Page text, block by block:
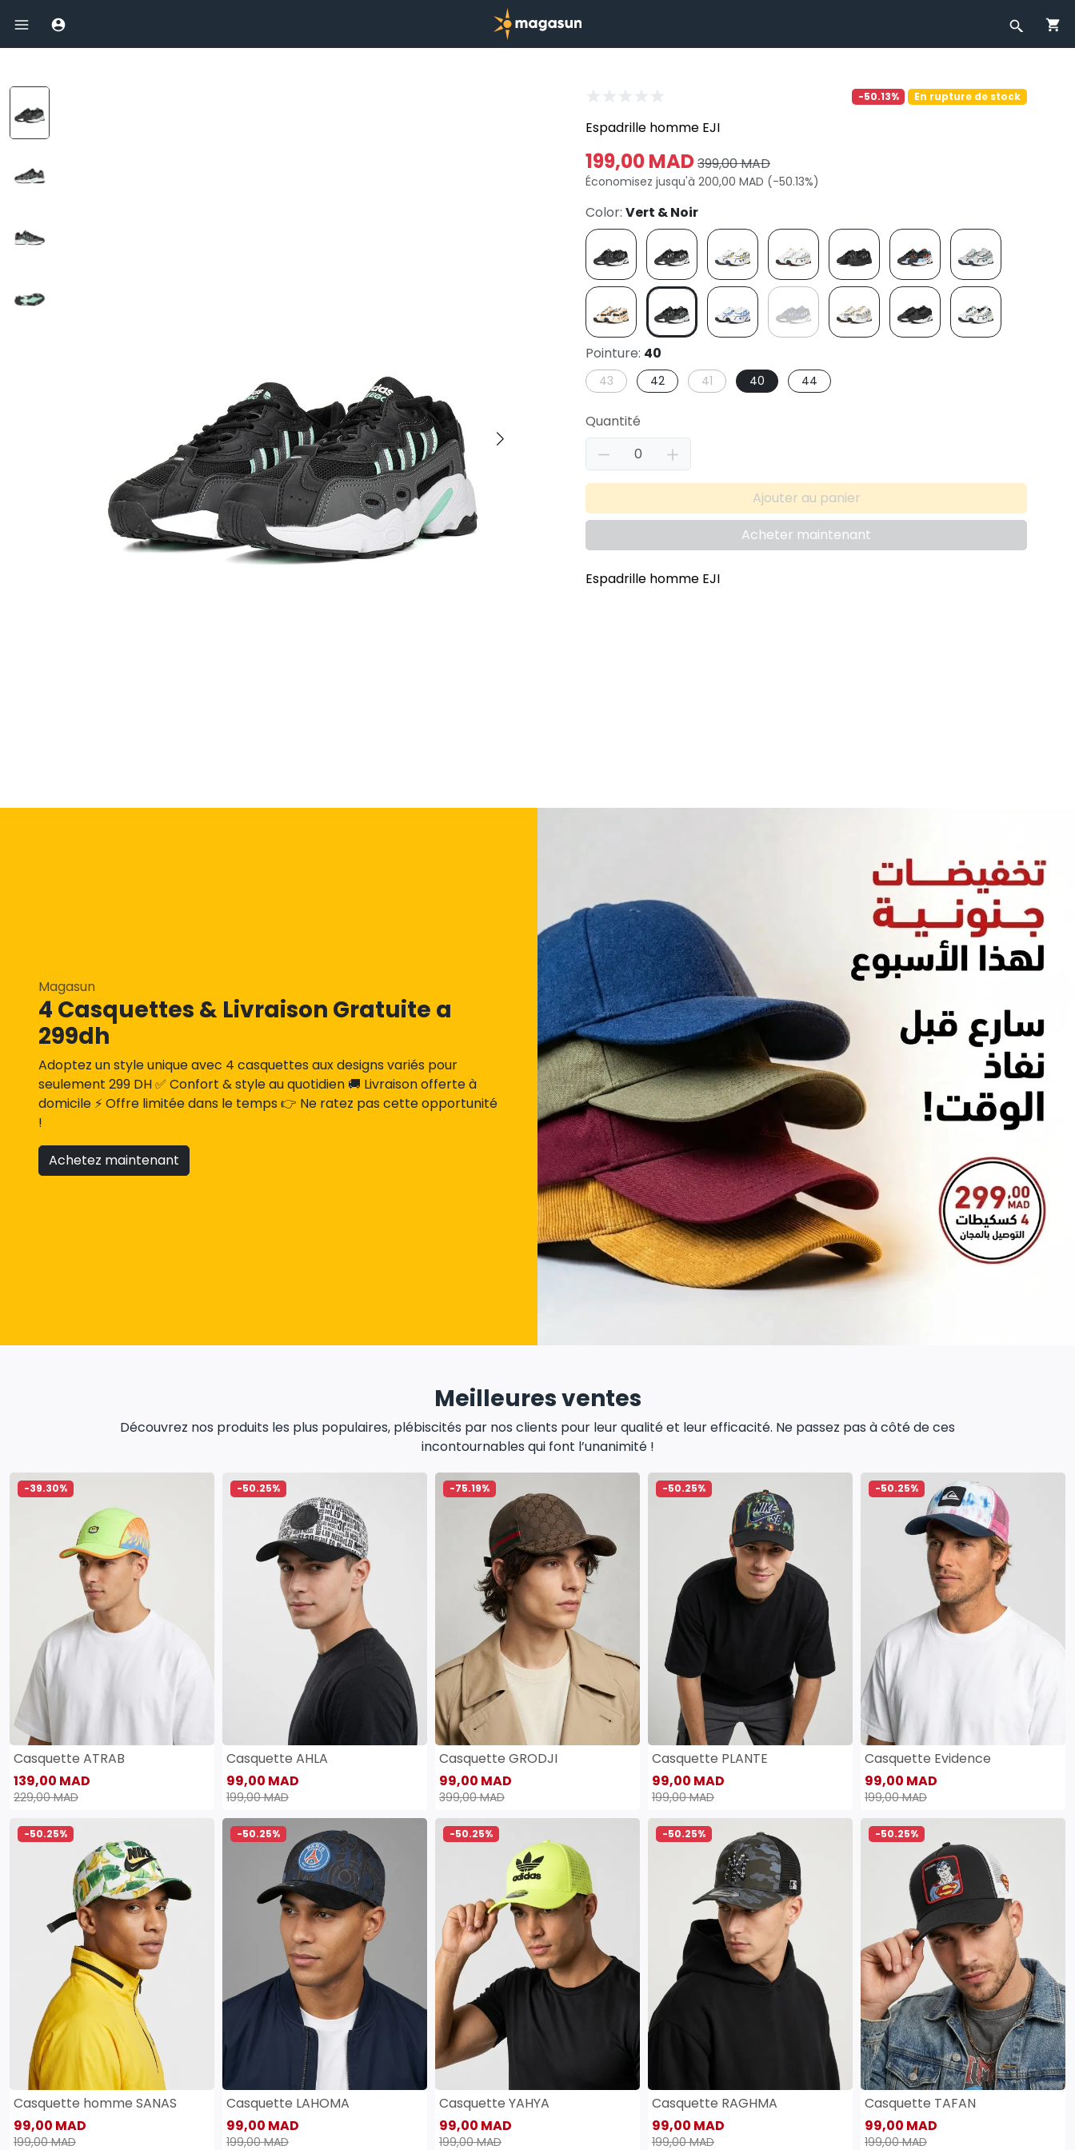
-50.13% En rupture de stock
Espadrille homme EJI
199,00 MAD399,00 MAD
Économisez jusqu'à 200,00 MAD (-50.13%)
Color: Vert & Noir
Pointure: 40
43 42 41 40 44
Quantité
Ajouter au panier
Acheter maintenant
Espadrille homme EJI
Magasun
4 Casquettes & Livraison Gratuite a
299dh
Adoptez un style unique avec 4 casquettes aux designs variés pour
seulement 299 DH ✅ Confort & style au quotidien 🚚 Livraison offerte à
domicile ⚡ Offre limitée dans le temps 👉 Ne ratez pas cette opportunité
!
Achetez maintenant
Meilleures ventes
Découvrez nos produits les plus populaires, plébiscités par nos clients pour leur qualité et leur efficacité. Ne passez pas à côté de ces
incontournables qui font l’unanimité !
-39.30%
Casquette ATRAB
139,00 MAD
229,00 MAD
-50.25%
Casquette AHLA
99,00 MAD
199,00 MAD
-75.19%
Casquette GRODJI
99,00 MAD
399,00 MAD
-50.25%
Casquette PLANTE
99,00 MAD
199,00 MAD
-50.25%
Casquette Evidence
99,00 MAD
199,00 MAD
-50.25%
Casquette homme SANAS
99,00 MAD
199,00 MAD
-50.25%
Casquette LAHOMA
99,00 MAD
199,00 MAD
-50.25%
Casquette YAHYA
99,00 MAD
199,00 MAD
-50.25%
Casquette RAGHMA
99,00 MAD
199,00 MAD
-50.25%
Casquette TAFAN
99,00 MAD
199,00 MAD